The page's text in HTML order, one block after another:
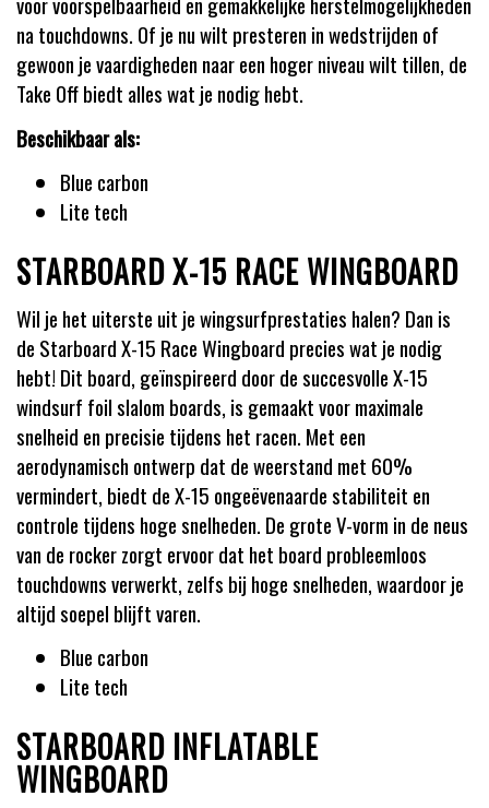
na touchdowns. Of je nu wilt presteren in wedstrijden of
gewoon je vaardigheden naar een hoger niveau wilt tillen, de
Take Off biedt alles wat je nodig hebt.
Beschikbaar als:
Blue carbon
Lite tech
STARBOARD X-15 RACE WINGBOARD
Wil je het uiterste uit je wingsurfprestaties halen? Dan is
de Starboard X-15 Race Wingboard precies wat je nodig
hebt! Dit board, geïnspireerd door de succesvolle X-15
windsurf foil slalom boards, is gemaakt voor maximale
snelheid en precisie tijdens het racen. Met een
aerodynamisch ontwerp dat de weerstand met 60%
vermindert, biedt de X-15 ongeëvenaarde stabiliteit en
controle tijdens hoge snelheden. De grote V-vorm in de neus
van de rocker zorgt ervoor dat het board probleemloos
touchdowns verwerkt, zelfs bij hoge snelheden, waardoor je
altijd soepel blijft varen.
Blue carbon
Lite tech
STARBOARD INFLATABLE
WINGBOARD